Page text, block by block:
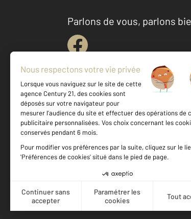
Parlons de vous, parlons
Votre agence est notée
Achat
Location